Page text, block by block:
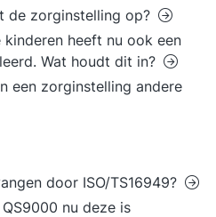
de zorginstelling op?
heeft nu ook een
Wat houdt dit in?
een zorginstelling andere
door ISO/TS16949?
nu deze is